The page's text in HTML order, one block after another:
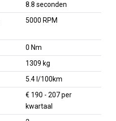
8.8 seconden
5000 RPM
0 Nm
1309 kg
5.4 l/100km
€ 190 - 207 per
kwartaal